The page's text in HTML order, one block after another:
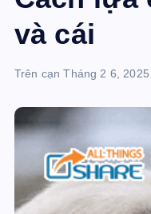
và cái
Trên cạn Tháng 2 6, 2025